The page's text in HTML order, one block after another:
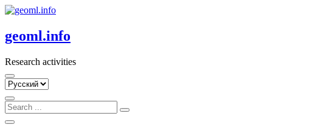
Skip
content
geoml.info
Research activities
Выбрать